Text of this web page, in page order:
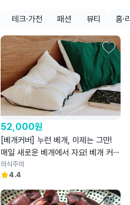
테크·가전 패션 뷰티 홈·
52,000원
[베개커버] 누런 베개, 이제는 그만!
매일 새로운 베개에서 자요! 베개 커버
레이어
의식주의
4.4